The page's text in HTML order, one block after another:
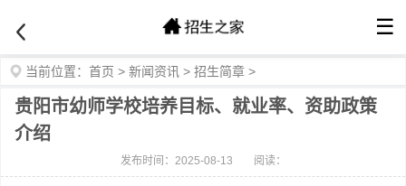
☰
当前位置： 首页 > 新闻资讯 > 招生简章 >
贵阳市幼师学校培养目标、就业率、资助政策
介绍
发布时间：2025-08-13 阅读：